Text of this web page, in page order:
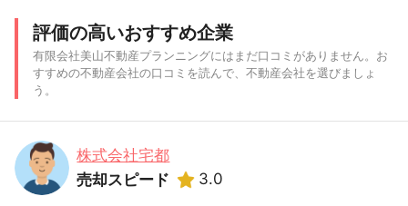
評価の高いおすすめ企業
有限会社美山不動産プランニングにはまだ口コミがありません。お
すすめの不動産会社の口コミを読んで、不動産会社を選びましょ
う。
株式会社宅都
売却スピード
3.0